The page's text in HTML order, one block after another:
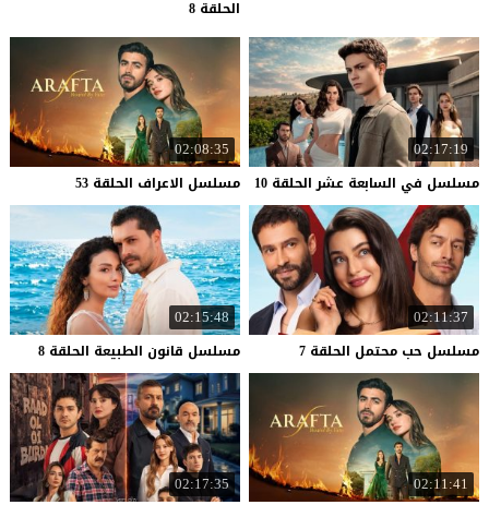
الحلقة 8
02:17:19
مسلسل في السابعة عشر الحلقة 10
02:08:35
مسلسل الاعراف الحلقة 53
02:11:37
مسلسل حب محتمل الحلقة 7
02:15:48
مسلسل قانون الطبيعة الحلقة 8
02:11:41
02:17:35